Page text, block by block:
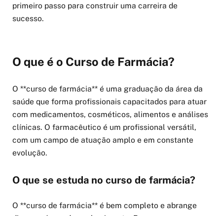
primeiro passo para construir uma carreira de
sucesso.
O que é o Curso de Farmácia?
O **curso de farmácia** é uma graduação da área da
saúde que forma profissionais capacitados para atuar
com medicamentos, cosméticos, alimentos e análises
clínicas. O farmacêutico é um profissional versátil,
com um campo de atuação amplo e em constante
evolução.
O que se estuda no curso de farmácia?
O **curso de farmácia** é bem completo e abrange